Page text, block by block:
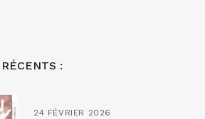
:
24 FÉVRIER 2026